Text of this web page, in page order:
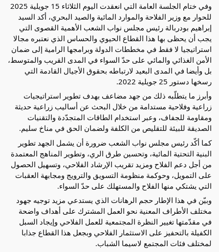
وفي ختام الجلسة العامة التي انعقدت اليوم الثلاثاء 15 جويلية 2025
للحوار مع وزير الفلاحة والموارد المائية والصيد البحري، أكد السيد
إبراهيم بودربالة رئيس مجلس نواب الشعب الأهمية القصوى التي
يجب أن يحظى بها هذا القطاع الحيوي والحساس الذي نعتبره مجالا
استراتيجيا لا فقط في مخططات الدولة وبرامجها الرامية إلى ضمان
الأمن الغذائي والمائي على حدّ السواء في المدى القريب والمتوسط،
بل وأيضا في المدى البعيد لارتباطه بحقوق الأجيال القادمة التي
رسخها دستور 25 جويلية 2022.
وأبرز ما يتطلّبه ذلك من جهد مضاعف بهدف تطوير استراتيجيات
زراعية وفلاحية مستدامة من خلال البحث عن أساليب زراعية حديثة
ومقاومة للجفاف، وعبر استخدام الطاقات المتجدّدة والتقنيات
الصديقة للبيئة للتقليص من الكلفة ولضمان الحق في مناخ سليم.
كما أكّد رئيس مجلس نواب الشعب ضرورة أن يشمل الجهد تطوير
البنية التحتية المائية، وتحسين طرق الري، وتطوير المناهج المعتمدة
من أجل دعم الفلاح ومزيد تقريب الإرشاد الفلاحي، وتسهيل الحصول
على التمويل، وحوكمة منظومة التسويق والترويج ومجابهة العقبات
التي يشتكي منها الفلاح والمستهلك على حدّ السواء.
وبيّن في هذا الإطار حجم الرهانات الذي يستدعي مزيد توجيه جهود
مختلف الأطراف المعنية نحو العمل المشترك على أهداف واضحة
في مقدّمتها تغيير النظرة المجتمعية للعمل الفلاحي وإيجاد السبل
الكفيلة بالتحفيز على الاستثمار الفلاحي وبجعل هذا القطاع جذابا
لمختلف فئات المجتمع لاسيما الشباب.